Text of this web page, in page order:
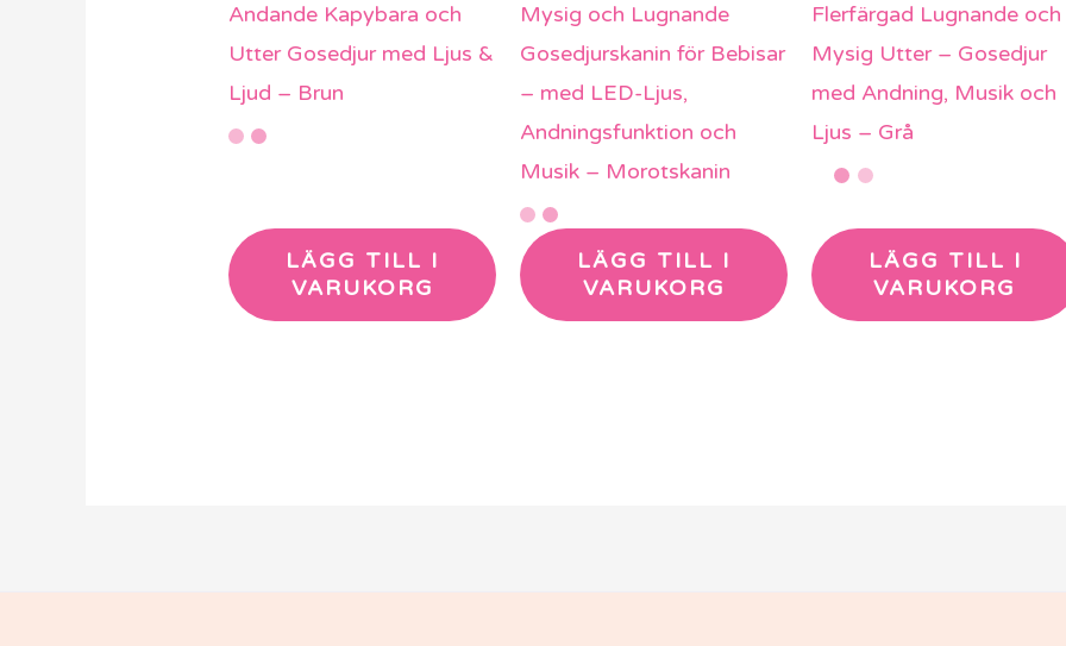
Andande Kapybara och
Utter Gosedjur med Ljus &
Ljud – Brun
LÄGG TILL I
VARUKORG
Mysig och Lugnande
Gosedjurskanin för Bebisar
– med LED-Ljus,
Andningsfunktion och
Musik – Morotskanin
LÄGG TILL I
VARUKORG
Flerfärgad Lugnande och
Mysig Utter – Gosedjur
med Andning, Musik och
Ljus – Grå
LÄGG TILL I
VARUKORG